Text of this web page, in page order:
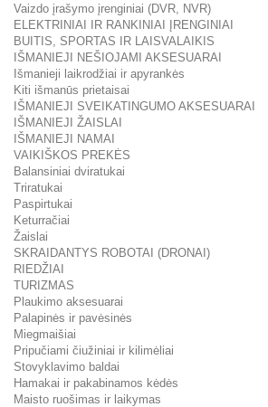
Vaizdo įrašymo įrenginiai (DVR, NVR)
ELEKTRINIAI IR RANKINIAI ĮRENGINIAI
BUITIS, SPORTAS IR LAISVALAIKIS
IŠMANIEJI NEŠIOJAMI AKSESUARAI
Išmanieji laikrodžiai ir apyrankės
Kiti išmanūs prietaisai
IŠMANIEJI SVEIKATINGUMO AKSESUARAI
IŠMANIEJI ŽAISLAI
IŠMANIEJI NAMAI
VAIKIŠKOS PREKĖS
Balansiniai dviratukai
Triratukai
Paspirtukai
Keturračiai
Žaislai
SKRAIDANTYS ROBOTAI (DRONAI)
RIEDŽIAI
TURIZMAS
Plaukimo aksesuarai
Palapinės ir pavėsinės
Miegmaišiai
Pripučiami čiužiniai ir kilimėliai
Stovyklavimo baldai
Hamakai ir pakabinamos kėdės
Maisto ruošimas ir laikymas